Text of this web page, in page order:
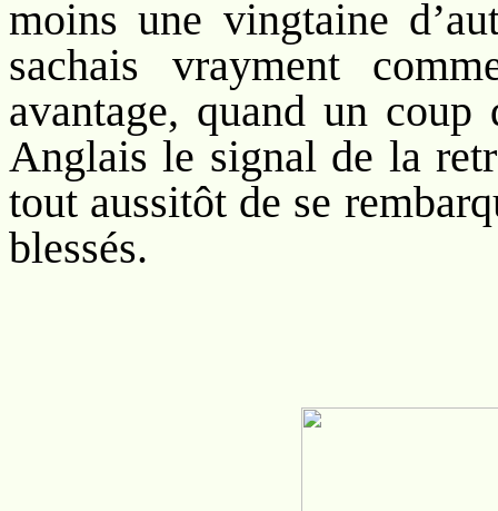
moins une vingtaine
sachais vrayment
avantage, quand un
Anglais le signal de la
tout aussitôt de se
blessés.